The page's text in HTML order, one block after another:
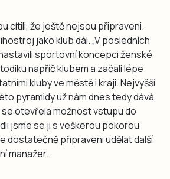
cítili, že ještě nejsou připraveni.
jako klub dál. „V posledních
sportovní koncepci ženské
napříč klubem a začali lépe
kluby ve městě i kraji. Nejvyšší
pyramidy už nám dnes tedy dává
se otevřela možnost vstupu do
jsme se ji s veškerou pokorou
dostatečně připraveni udělat další
manažer.